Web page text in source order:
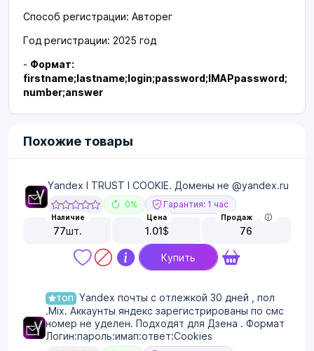
Способ регистрации: Авторег
Год регистрации: 2025 год
- Формат:
firstname;lastname;login;password;IMAPpassword;
number;answer
Похожие товары
Yandex I TRUST I COOKIE. Домены не @yandex.ru
0% Гарантия: 1 час
Наличие
77шт.
Цена
1.01$
Продаж
76
Купить
ТОП
Yandex почты с отлежкой 30 дней , пол
.Mix. Аккаунты яндекс зарегистрированы по смс
номер не уделен. Подходят для Дзена . Формат
Логин:пароль:имап:ответ:Cookies